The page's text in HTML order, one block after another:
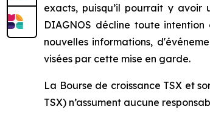
exacts, puisqu’il pourrait y avoir
DIAGNOS décline toute
nouvelles informations,
visées par cette mise en garde.
La Bourse de croissance TSX et
TSX) n’assument aucune